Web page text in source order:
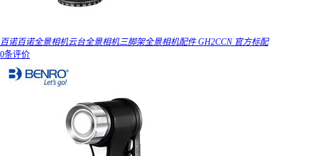
百诺百诺全景相机云台全景相机三脚架全景相机配件 GH2CCN 官方标配
0条评价